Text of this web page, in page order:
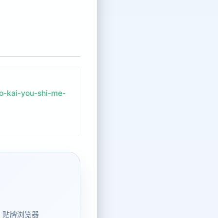
kai-you-shi-me-
牌浏览器